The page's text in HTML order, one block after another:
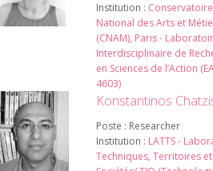
Institution : Conservatoire
National des Arts et
(CNAM), Paris -
Interdisciplinaire de
en Sciences de l’Action
4603)
Konstantinos
Poste : Researcher
Institution : LATTS -
Techniques, Territoires et